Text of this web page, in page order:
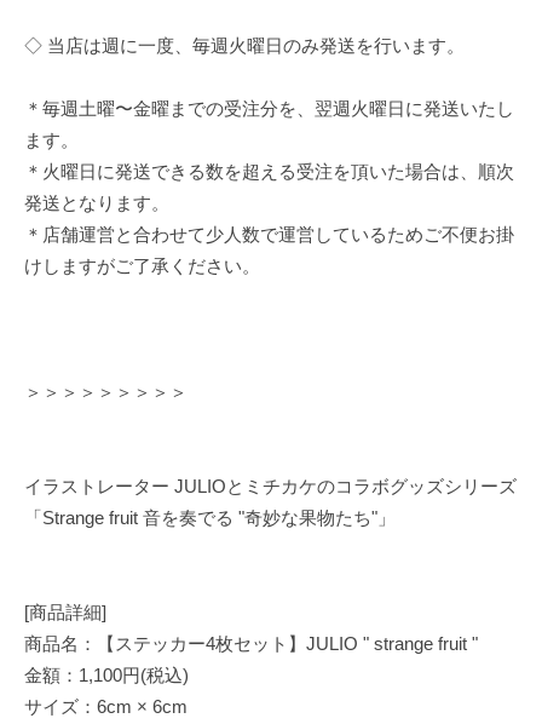
◇ 当店は週に一度、毎週火曜日のみ発送を行います。
＊毎週土曜〜金曜までの受注分を、翌週火曜日に発送いたし
ます。
＊火曜日に発送できる数を超える受注を頂いた場合は、順次
発送となります。
＊店舗運営と合わせて少人数で運営しているためご不便お掛
けしますがご了承ください。
＞＞＞＞＞＞＞＞＞
イラストレーター JULIOとミチカケのコラボグッズシリーズ
「Strange fruit 音を奏でる "奇妙な果物たち"」
[商品詳細]
商品名：【ステッカー4枚セット】JULIO " strange fruit "
金額：1,100円(税込)
サイズ：6cm × 6cm